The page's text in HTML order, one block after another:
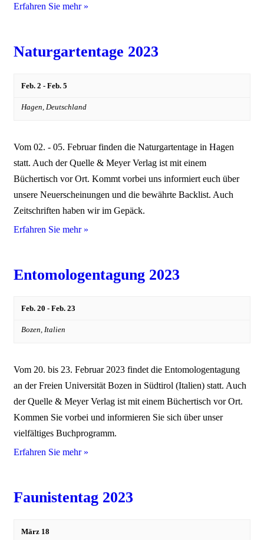
Erfahren Sie mehr »
Naturgartentage 2023
Feb. 2 - Feb. 5
Hagen, Deutschland
Vom 02. - 05. Februar finden die Naturgartentage in Hagen
statt. Auch der Quelle & Meyer Verlag ist mit einem
Büchertisch vor Ort. Kommt vorbei uns informiert euch über
unsere Neuerscheinungen und die bewährte Backlist. Auch
Zeitschriften haben wir im Gepäck.
Erfahren Sie mehr »
Entomologentagung 2023
Feb. 20 - Feb. 23
Bozen, Italien
Vom 20. bis 23. Februar 2023 findet die Entomologentagung
an der Freien Universität Bozen in Südtirol (Italien) statt. Auch
der Quelle & Meyer Verlag ist mit einem Büchertisch vor Ort.
Kommen Sie vorbei und informieren Sie sich über unser
vielfältiges Buchprogramm.
Erfahren Sie mehr »
Faunistentag 2023
März 18